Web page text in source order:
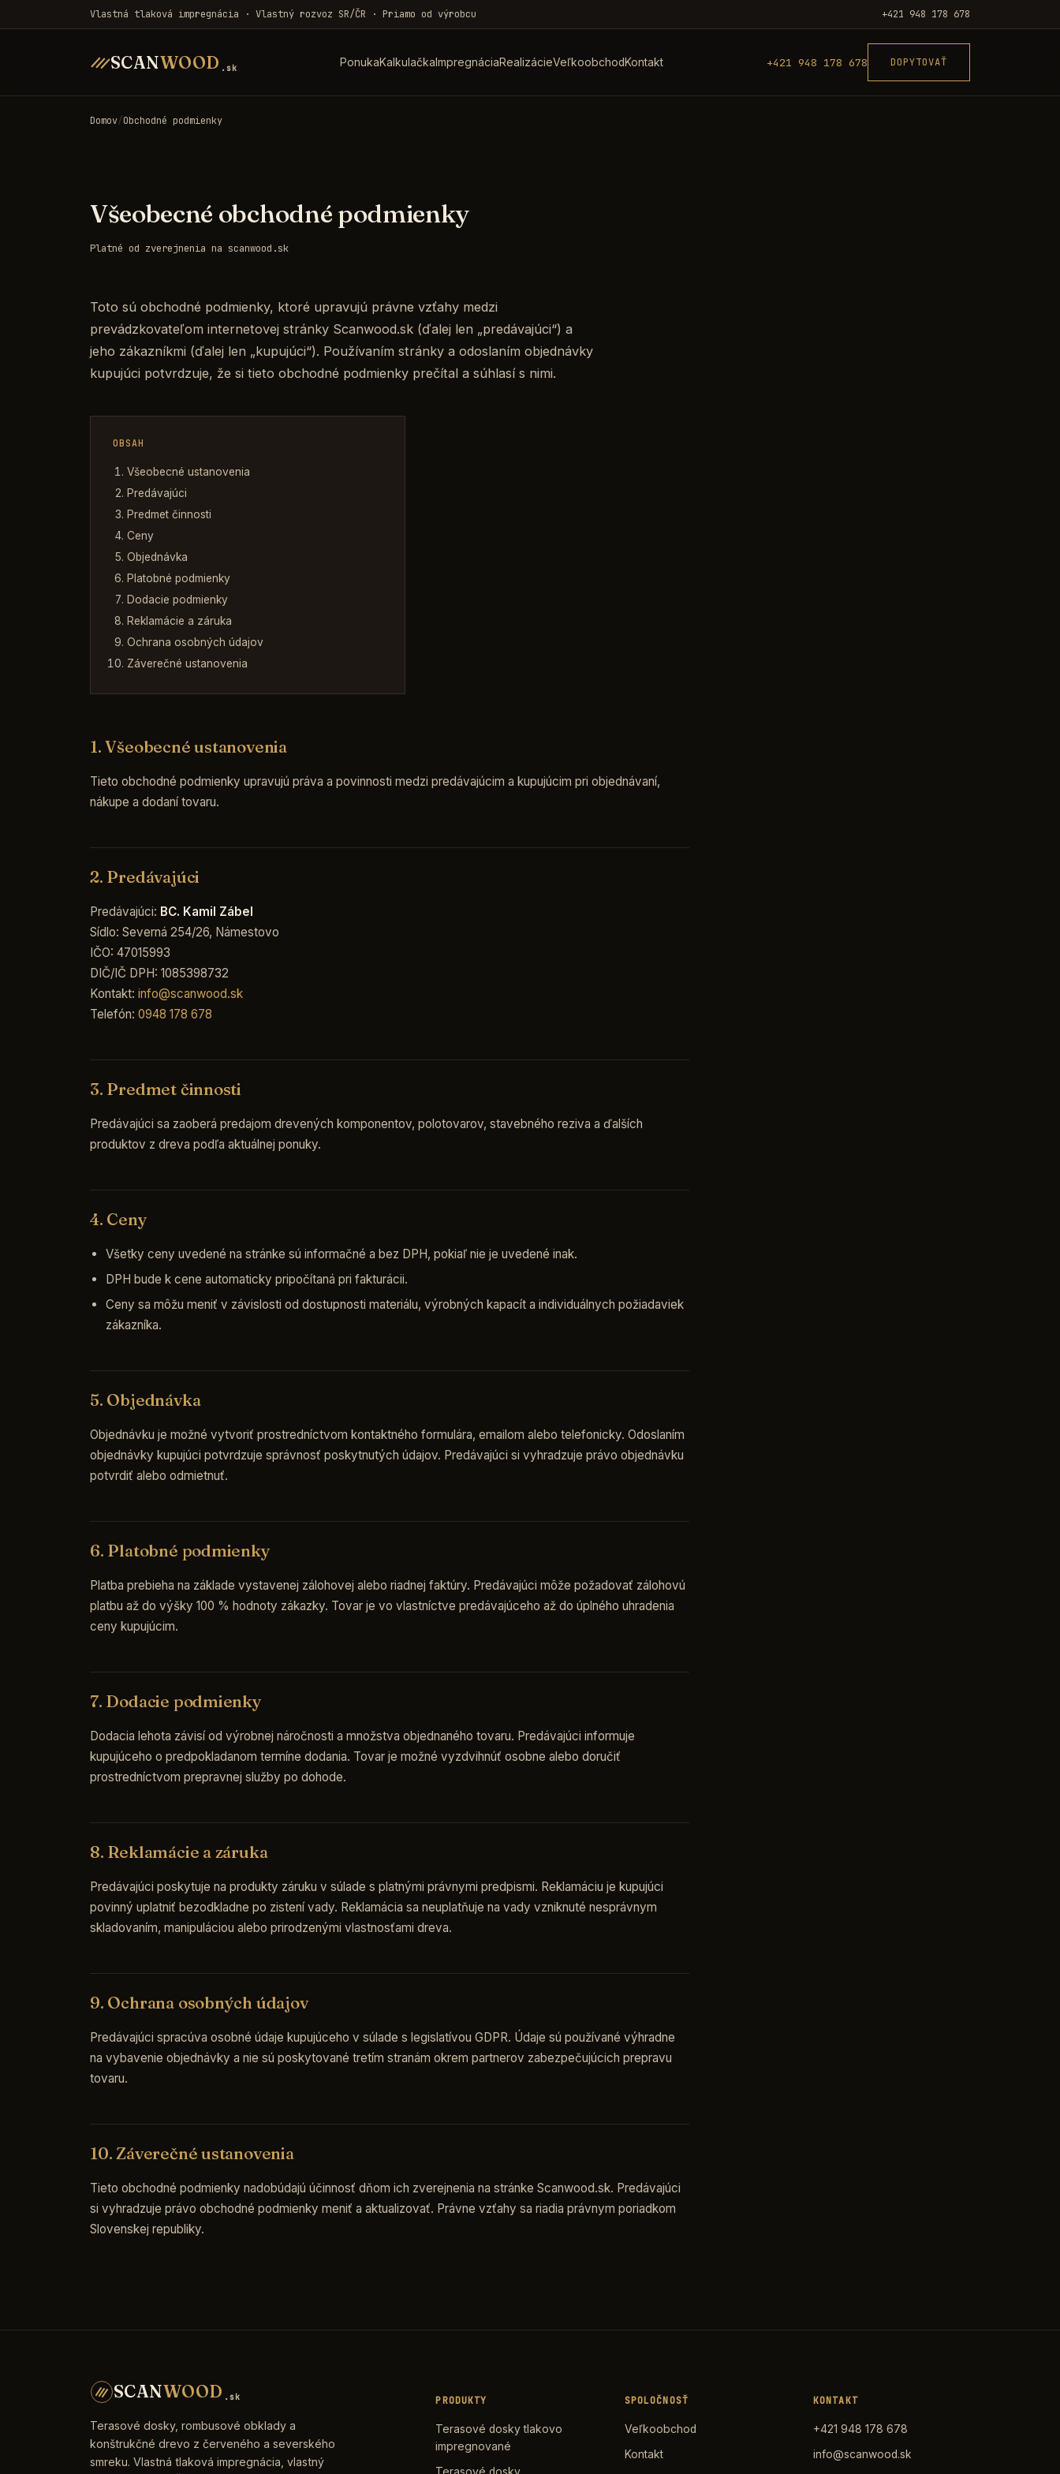
Vlastná tlaková impregnácia · Vlastný rozvoz SR/ČR · Priamo od výrobcu +421 948 178 678
SCANWOOD .sk PonukaKalkulačka ImpregnáciaRealizácieVeľkoobchod Kontakt +421 948 178 678 DOPYTOVAŤ
Domov/Obchodné podmienky
Všeobecné obchodné podmienky
Platné od zverejnenia na scanwood.sk
Toto sú obchodné podmienky, ktoré upravujú právne vzťahy medzi
prevádzkovateľom internetovej stránky Scanwood.sk (ďalej len „predávajúci“) a
jeho zákazníkmi (ďalej len „kupujúci“). Používaním stránky a odoslaním objednávky
kupujúci potvrdzuje, že si tieto obchodné podmienky prečítal a súhlasí s nimi.
OBSAH
Všeobecné ustanovenia
Predávajúci
Predmet činnosti
Ceny
Objednávka
Platobné podmienky
Dodacie podmienky
Reklamácie a záruka
Ochrana osobných údajov
Záverečné ustanovenia
1. Všeobecné ustanovenia
Tieto obchodné podmienky upravujú práva a povinnosti medzi predávajúcim a kupujúcim pri objednávaní,
nákupe a dodaní tovaru.
2. Predávajúci
Predávajúci: BC. Kamil Zábel
Sídlo: Severná 254/26, Námestovo
IČO: 47015993
DIČ/IČ DPH: 1085398732
Kontakt: info@scanwood.sk
Telefón: 0948 178 678
3. Predmet činnosti
Predávajúci sa zaoberá predajom drevených komponentov, polotovarov, stavebného reziva a ďalších
produktov z dreva podľa aktuálnej ponuky.
4. Ceny
Všetky ceny uvedené na stránke sú informačné a bez DPH, pokiaľ nie je uvedené inak.
DPH bude k cene automaticky pripočítaná pri fakturácii.
Ceny sa môžu meniť v závislosti od dostupnosti materiálu, výrobných kapacít a individuálnych požiadaviek
zákazníka.
5. Objednávka
Objednávku je možné vytvoriť prostredníctvom kontaktného formulára, emailom alebo telefonicky. Odoslaním
objednávky kupujúci potvrdzuje správnosť poskytnutých údajov. Predávajúci si vyhradzuje právo objednávku
potvrdiť alebo odmietnuť.
6. Platobné podmienky
Platba prebieha na základe vystavenej zálohovej alebo riadnej faktúry. Predávajúci môže požadovať zálohovú
platbu až do výšky 100 % hodnoty zákazky. Tovar je vo vlastníctve predávajúceho až do úplného uhradenia
ceny kupujúcim.
7. Dodacie podmienky
Dodacia lehota závisí od výrobnej náročnosti a množstva objednaného tovaru. Predávajúci informuje
kupujúceho o predpokladanom termíne dodania. Tovar je možné vyzdvihnúť osobne alebo doručiť
prostredníctvom prepravnej služby po dohode.
8. Reklamácie a záruka
Predávajúci poskytuje na produkty záruku v súlade s platnými právnymi predpismi. Reklamáciu je kupujúci
povinný uplatniť bezodkladne po zistení vady. Reklamácia sa neuplatňuje na vady vzniknuté nesprávnym
skladovaním, manipuláciou alebo prirodzenými vlastnosťami dreva.
9. Ochrana osobných údajov
Predávajúci spracúva osobné údaje kupujúceho v súlade s legislatívou GDPR. Údaje sú používané výhradne
na vybavenie objednávky a nie sú poskytované tretím stranám okrem partnerov zabezpečujúcich prepravu
tovaru.
10. Záverečné ustanovenia
Tieto obchodné podmienky nadobúdajú účinnosť dňom ich zverejnenia na stránke Scanwood.sk. Predávajúci
si vyhradzuje právo obchodné podmienky meniť a aktualizovať. Právne vzťahy sa riadia právnym poriadkom
Slovenskej republiky.
SCANWOOD .sk
Terasové dosky, rombusové obklady a
konštrukčné drevo z červeného a severského
smreku. Vlastná tlaková impregnácia, vlastný
PRODUKTY
Terasové dosky tlakovo
impregnované
SPOLOČNOSŤ
Veľkoobchod
Kontakt
KONTAKT
+421 948 178 678
info@scanwood.sk